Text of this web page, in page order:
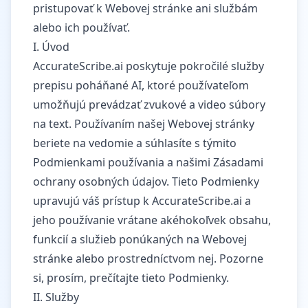
pristupovať k Webovej stránke ani službám
alebo ich používať.
I. Úvod
AccurateScribe.ai poskytuje pokročilé služby
prepisu poháňané AI, ktoré používateľom
umožňujú prevádzať zvukové a video súbory
na text. Používaním našej Webovej stránky
beriete na vedomie a súhlasíte s týmito
Podmienkami používania a našimi Zásadami
ochrany osobných údajov. Tieto Podmienky
upravujú váš prístup k AccurateScribe.ai a
jeho používanie vrátane akéhokoľvek obsahu,
funkcií a služieb ponúkaných na Webovej
stránke alebo prostredníctvom nej. Pozorne
si, prosím, prečítajte tieto Podmienky.
II. Služby